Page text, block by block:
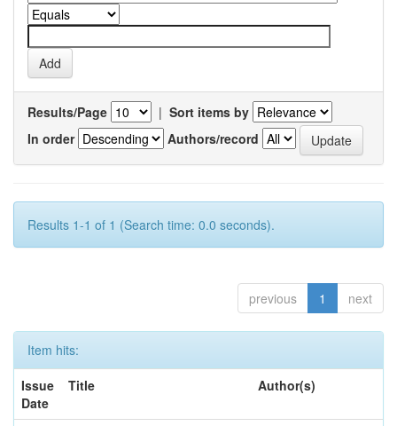
Results/Page | Sort items by
In order
Authors/record
Results 1-1 of 1 (Search time: 0.0 seconds).
previous 1 next
Item hits:
Issue
Date
Title Author(s)